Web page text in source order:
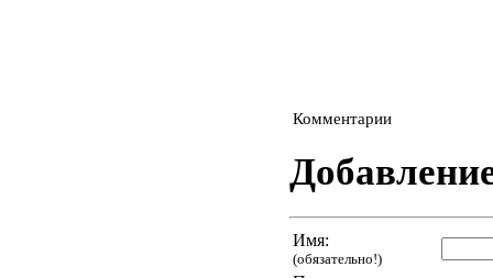
Комментарии
Имя:
(обязательно!)